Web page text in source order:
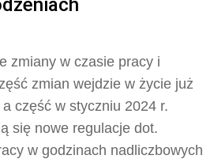
zmiany w czasie pracy i
zmian wejdzie w życie już
część w styczniu 2024 r.
się nowe regulacje dot.
w godzinach nadliczbowych